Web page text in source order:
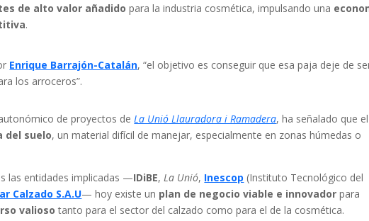
de alto valor añadido para la industria cosmética, impulsando una
.
Enrique Barrajón-Catalán, “el objetivo es conseguir que esa paja deje de
los arroceros”.
de proyectos de La Unió Llauradora i Ramadera, ha señalado que el
del suelo, un material difícil de manejar, especialmente en zonas húmedas o
las entidades implicadas —IDiBE, La Unió, Inescop (Instituto Tecnológico del
Calzado S.A.U— hoy existe un plan de negocio viable e innovador para
valioso tanto para el sector del calzado como para el de la cosmética.